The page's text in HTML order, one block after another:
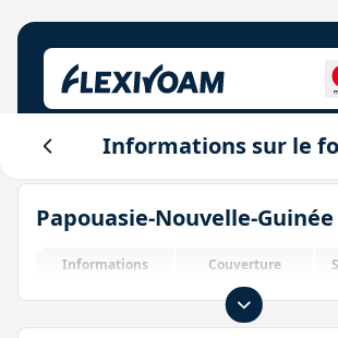
Explorez les plans
Centre des investisseurs
Pour les marques
Login
Informations sur le
Papouasie-Nouvelle-Guinée
Informations Couverture